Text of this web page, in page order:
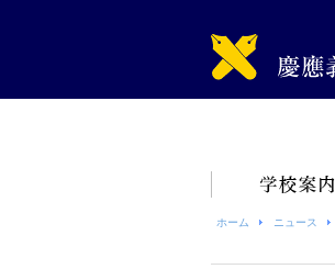
ホーム ニュース